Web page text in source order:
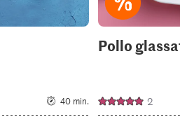
40 min.
Pollo
2